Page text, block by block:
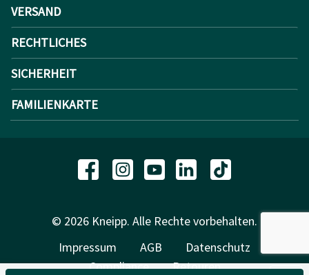
VERSAND
RECHTLICHES
SICHERHEIT
FAMILIENKARTE
© 2026 Kneipp. Alle Rechte vorbehalten.
Impressum
AGB
Datenschutz
Compliance
Retouren